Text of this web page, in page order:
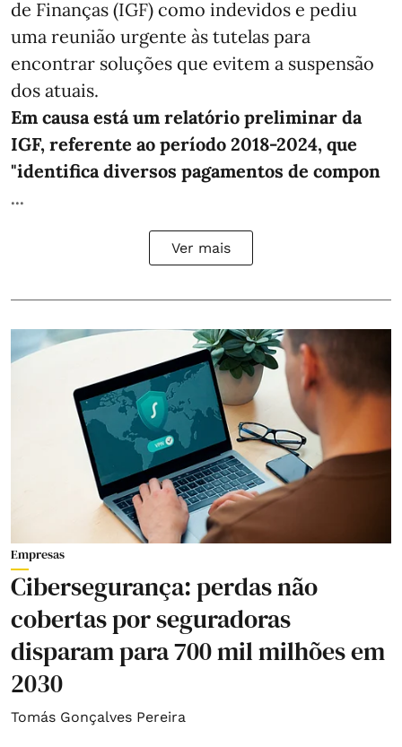
de Finanças (IGF) como indevidos e pediu
uma reunião urgente às tutelas para
encontrar soluções que evitem a suspensão
dos atuais.
Em causa está um relatório preliminar da
IGF, referente ao período 2018-2024, que
"identifica diversos pagamentos de compon
...
Ver mais
Empresas
Cibersegurança: perdas não
cobertas por seguradoras
disparam para 700 mil milhões em
2030
Tomás Gonçalves Pereira